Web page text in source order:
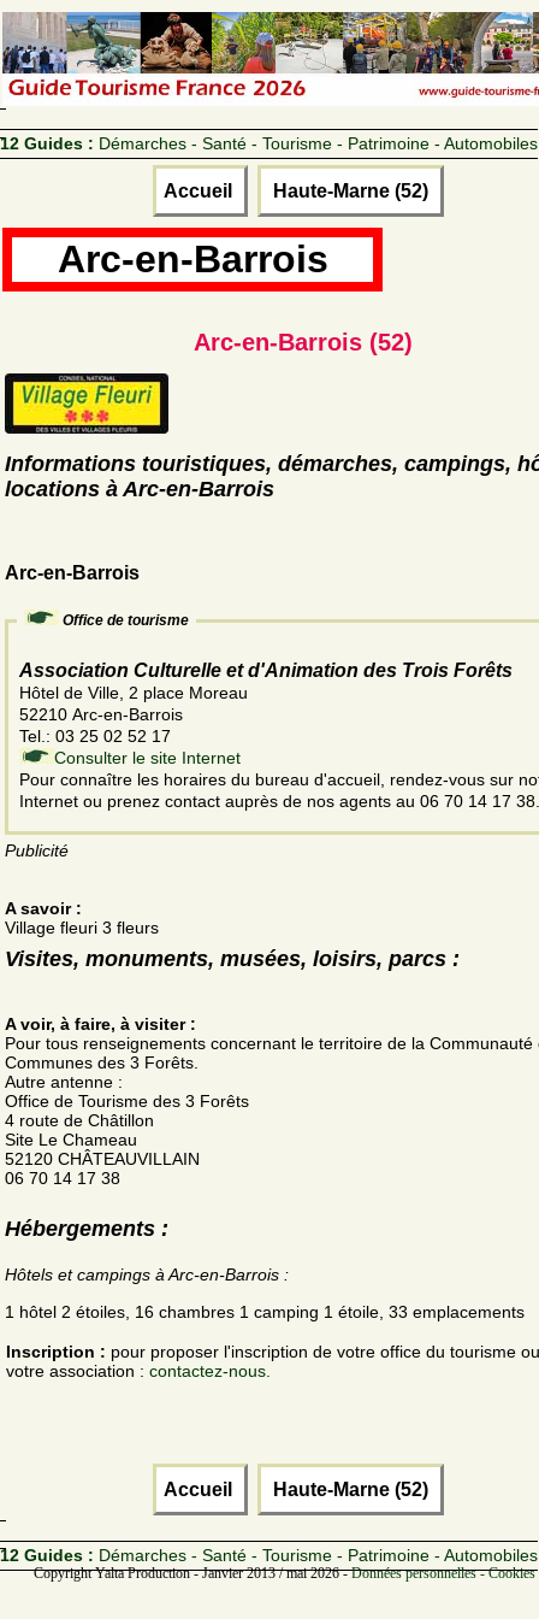
12 Guides : Démarches - Santé - Tourisme - Patrimoine - Automobiles
Accueil Haute-Marne (52)
Arc-en-Barrois
Arc-en-Barrois (52)
Informations touristiques, démarches, campings,
locations à Arc-en-Barrois
Arc-en-Barrois
Office de tourisme
Association Culturelle et d'Animation des Trois Forêts
Hôtel de Ville, 2 place Moreau
52210 Arc-en-Barrois
Tel.: 03 25 02 52 17
Consulter le site Internet
Pour connaître les horaires du bureau d'accueil, rendez-vous sur
Internet ou prenez contact auprès de nos agents au 06 70 14 17 38.
Publicité
A savoir :
Village fleuri 3 fleurs
Visites, monuments, musées, loisirs, parcs :
A voir, à faire, à visiter :
Pour tous renseignements concernant le territoire de la Communauté
Communes des 3 Forêts.
Autre antenne :
Office de Tourisme des 3 Forêts
4 route de Châtillon
Site Le Chameau
52120 CHÂTEAUVILLAIN
06 70 14 17 38
Hébergements :
Hôtels et campings à Arc-en-Barrois :
1 hôtel 2 étoiles, 16 chambres 1 camping 1 étoile, 33 emplacements
Inscription : pour proposer l'inscription de votre office du tourisme
votre association : contactez-nous.
Accueil Haute-Marne (52)
12 Guides : Démarches - Santé - Tourisme - Patrimoine - Automobiles
Copyright Yalta Production - Janvier 2013 / mai 2026 -Données personnelles -